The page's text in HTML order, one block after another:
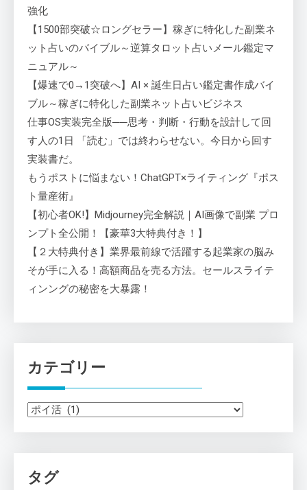
強化
【1500部突破☆ロングセラー】稼ぎに特化した副業ネ
ット占いのバイブル～逆算タロット占いメール鑑定マ
ニュアル～
【爆速で0→1突破へ】AI × 誕生日占い鑑定書作成バイ
ブル～稼ぎに特化した副業ネット占いビジネス
仕事OS実装完全版──思考・判断・行動を設計して回
す人の1日 「読む」では終わらせない。今日から回す
実装書だ。
もうポストに悩まない！ChatGPT×ライティング『ポス
ト量産術』
【初心者OK!】Midjourney完全解説｜AI画像で副業 プロ
ンプト全公開！【豪華3大特典付き！】
【２大特典付き】業界最前線で活躍する起業家の脳み
そが手に入る！高額商品を売る方法。セールスライテ
ィンングの秘密を大暴露！
カテゴリー
カ
ー
タグ